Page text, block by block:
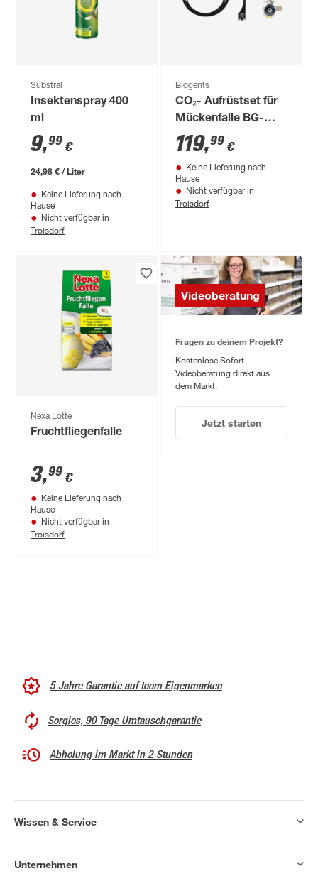
Substral
Insektenspray 400
ml
9,99 €
24,98 € / Liter
Keine Lieferung nach
Hause
Nicht verfügbar in
Troisdorf
Biogents
CO₂- Aufrüstset für
Mückenfalle BG-
Booster
119,99 €
Keine Lieferung nach
Hause
Nicht verfügbar in
Troisdorf
Nexa Lotte
Fruchtfliegenfalle
3,99 €
Keine Lieferung nach
Hause
Nicht verfügbar in
Troisdorf
Videoberatung
Fragen zu deinem Projekt?
Kostenlose Sofort-
Videoberatung direkt aus
dem Markt.
Jetzt starten
5 Jahre Garantie auf toom Eigenmarken
Sorglos, 90 Tage Umtauschgarantie
Abholung im Markt in 2 Stunden
Wissen & Service
Unternehmen